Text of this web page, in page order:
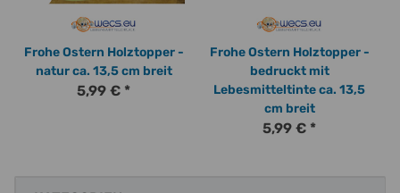
Frohe Ostern Holztopper -
natur ca. 13,5 cm breit
5,99 € *
Frohe Ostern Holztopper -
bedruckt mit
Lebesmitteltinte ca. 13,5
cm breit
5,99 € *